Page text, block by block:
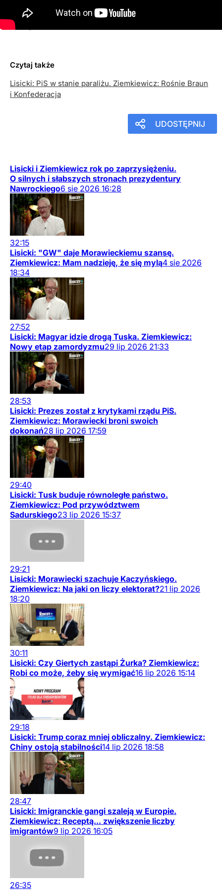
i Konfederacja
27
Czytaj także
Lisicki: PiS w stanie paraliżu. Ziemkiewicz: Rośnie Braun
i Konfederacja
UDOSTĘPNIJ
Lisicki i Ziemkiewicz rok po zaprzysiężeniu.
O silnych i słabszych stronach prezydentury
Nawrockiego6 sie 2026 16:28
32:15
Lisicki: "GW" daje Morawieckiemu szansę.
Ziemkiewicz: Mam nadzieję, że się mylą4 sie 2026
18:34
27:52
Lisicki: Magyar idzie drogą Tuska. Ziemkiewicz:
Nowy etap zamordyzmu29 lip 2026 21:33
28:53
Lisicki: Prezes został z krytykami rządu PiS.
Ziemkiewicz: Morawiecki broni swoich
dokonań28 lip 2026 17:59
29:40
Lisicki: Tusk buduje równoległe państwo.
Ziemkiewicz: Pod przywództwem
Sadurskiego23 lip 2026 15:37
29:21
Lisicki: Morawiecki szachuje Kaczyńskiego.
Ziemkiewicz: Na jaki on liczy elektorat?21 lip 2026
18:20
30:11
Lisicki: Czy Giertych zastąpi Żurka? Ziemkiewicz:
Robi co może, żeby się wymigać16 lip 2026 15:14
29:18
Lisicki: Trump coraz mniej obliczalny. Ziemkiewicz:
Chiny ostoją stabilności14 lip 2026 18:58
28:47
Lisicki: Imigranckie gangi szaleją w Europie.
Ziemkiewicz: Receptą... zwiększenie liczby
imigrantów9 lip 2026 16:05
26:35